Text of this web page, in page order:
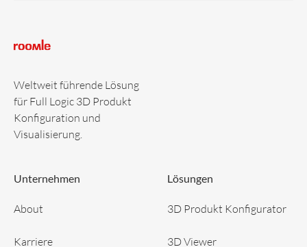
Weltweit führende Lösung
für Full Logic 3D Produkt
Konfiguration und
Visualisierung.
Unternehmen
About
Karriere
Lösungen
3D Produkt Konfigurator
3D Viewer